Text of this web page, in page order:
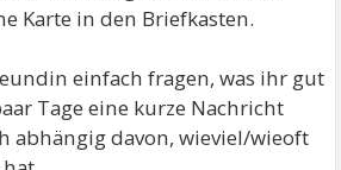
Karte in den Briefkasten.
einfach fragen, was ihr gut
Tage eine kurze Nachricht
abhängig davon, wieviel/wieoft